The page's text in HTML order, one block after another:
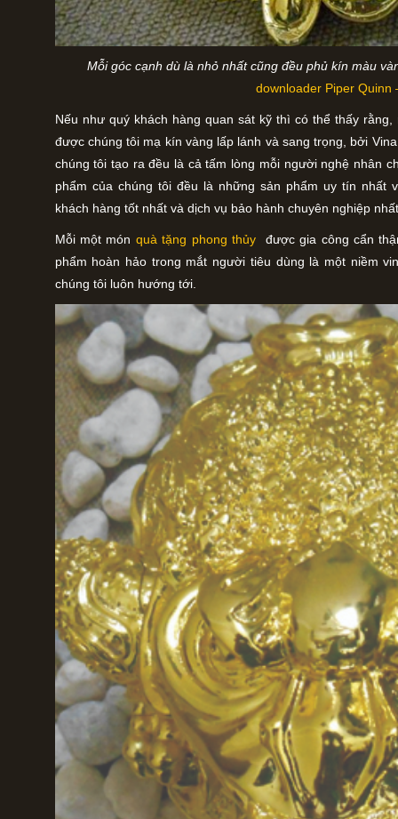
Mỗi góc cạnh dù là nhỏ nhất cũng đều phủ kín màu
downloader Piper Quinn
Nếu như quý khách hàng quan sát kỹ thì có thể thấy
được chúng tôi mạ kín vàng lấp lánh và sang trọng, bởi
chúng tôi tạo ra đều là cả tấm lòng mỗi người nghệ nhân
phẩm của chúng tôi đều là những sản phẩm uy tín nhất
khách hàng tốt nhất và dịch vụ bảo hành chuyên nghiệp
Mỗi một món quà tặng phong thủy
được gia công cẩn
phẩm hoàn hảo trong mắt người tiêu dùng là một niềm
chúng tôi luôn hướng tới.